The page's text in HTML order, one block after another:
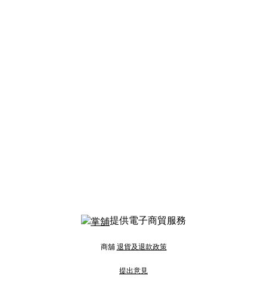
提供電子商貿服務
商舖 退貨及退款政策
提出意見